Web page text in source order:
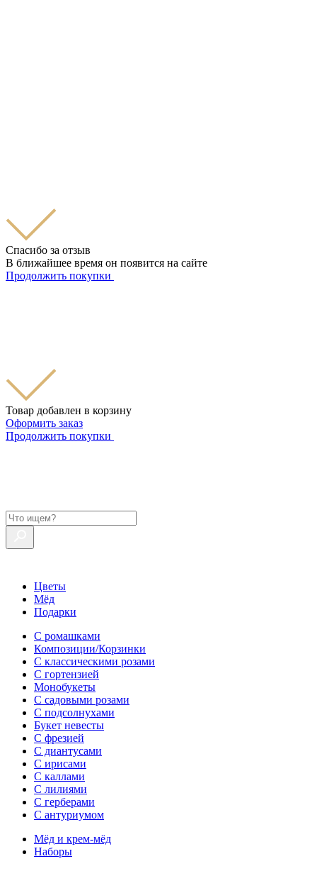
Спасибо за отзыв
В ближайшее время он появится на сайте
Продолжить покупки
Товар добавлен в корзину
Оформить заказ
Продолжить покупки
Цветы
Мёд
Подарки
С ромашками
Композиции/Корзинки
С классическими розами
С гортензией
Монобукеты
С садовыми розами
С подсолнухами
Букет невесты
С фрезией
С диантусами
С ирисами
С каллами
C лилиями
С герберами
С антуриумом
Мёд и крем-мёд
Наборы